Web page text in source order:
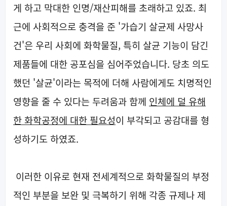
게 하고 막대한 인명/재산피해를 초래하고 있죠. 최
근에 사회적으로 충격을 준 '가습기 살균제 사망사
건'은 우리 사회에 화학물질, 특히 살균 기능이 담긴
제품들에 대한 공포심을 심어주었습니다. 당초 의도
했던 '살균'이라는 목적에 더해 사람에게도 치명적인
영향을 줄 수 있다는 두려움과 함께 인체에 덜 유해
한 화학공정에 대한 필요성이 부각되고 공감대를 형
성하기도 하였죠.
이러한 이유로 현재 전세계적으로 화학물질의 부정
적인 부분을 보완 및 극복하기 위해 각종 규제나 제